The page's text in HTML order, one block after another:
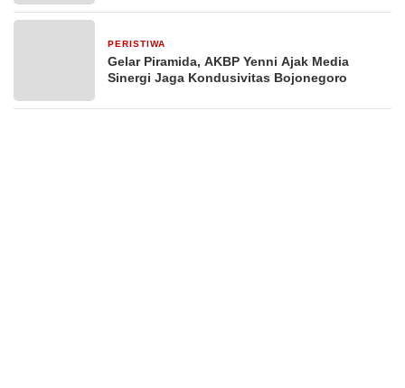
PERISTIWA
Gelar Piramida, AKBP Yenni Ajak Media
Sinergi Jaga Kondusivitas Bojonegoro